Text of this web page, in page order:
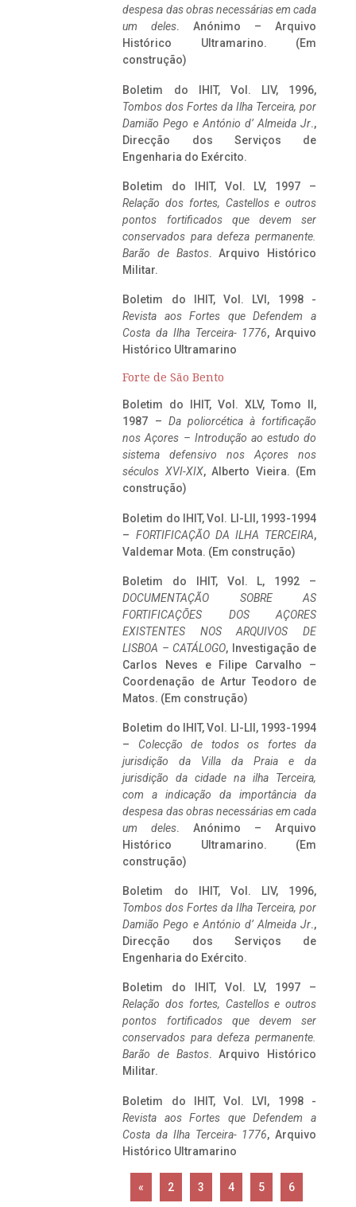
despesa das obras necessárias em cada
um deles. Anónimo – Arquivo
Histórico Ultramarino. (Em
construção)
Boletim do IHIT, Vol. LIV, 1996,
Tombos dos Fortes da Ilha Terceira, por
Damião Pego e António d’ Almeida Jr.,
Direcção dos Serviços de
Engenharia do Exército.
Boletim do IHIT, Vol. LV, 1997 –
Relação dos fortes, Castellos e outros
pontos fortificados que devem ser
conservados para defeza permanente.
Barão de Bastos. Arquivo Histórico
Militar.
Boletim do IHIT, Vol. LVI, 1998 -
Revista aos Fortes que Defendem a
Costa da Ilha Terceira- 1776, Arquivo
Histórico Ultramarino
Forte de São Bento
Boletim do IHIT, Vol. XLV, Tomo II,
1987 – Da poliorcética à fortificação
nos Açores – Introdução ao estudo do
sistema defensivo nos Açores nos
séculos XVI-XIX, Alberto Vieira. (Em
construção)
Boletim do IHIT, Vol. LI-LII, 1993-1994
– FORTIFICAÇÃO DA ILHA TERCEIRA,
Valdemar Mota. (Em construção)
Boletim do IHIT, Vol. L, 1992 –
DOCUMENTAÇÃO SOBRE AS
FORTIFICAÇÕES DOS AÇORES
EXISTENTES NOS ARQUIVOS DE
LISBOA – CATÁLOGO, Investigação de
Carlos Neves e Filipe Carvalho –
Coordenação de Artur Teodoro de
Matos. (Em construção)
Boletim do IHIT, Vol. LI-LII, 1993-1994
– Colecção de todos os fortes da
jurisdição da Villa da Praia e da
jurisdição da cidade na ilha Terceira,
com a indicação da importância da
despesa das obras necessárias em cada
um deles. Anónimo – Arquivo
Histórico Ultramarino. (Em
construção)
Boletim do IHIT, Vol. LIV, 1996,
Tombos dos Fortes da Ilha Terceira, por
Damião Pego e António d’ Almeida Jr.,
Direcção dos Serviços de
Engenharia do Exército.
Boletim do IHIT, Vol. LV, 1997 –
Relação dos fortes, Castellos e outros
pontos fortificados que devem ser
conservados para defeza permanente.
Barão de Bastos. Arquivo Histórico
Militar.
Boletim do IHIT, Vol. LVI, 1998 -
Revista aos Fortes que Defendem a
Costa da Ilha Terceira- 1776, Arquivo
Histórico Ultramarino
« 2 3 4 5 6